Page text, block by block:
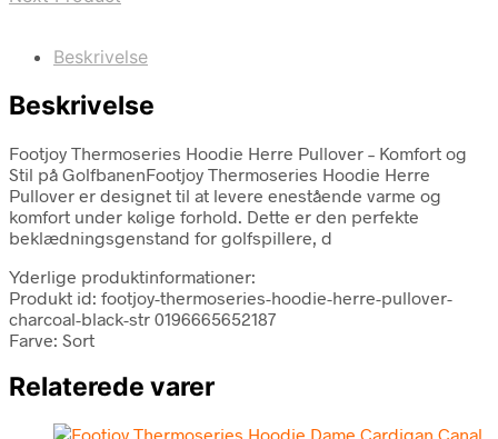
Beskrivelse
Beskrivelse
Footjoy Thermoseries Hoodie Herre Pullover – Komfort og
Stil på GolfbanenFootjoy Thermoseries Hoodie Herre
Pullover er designet til at levere enestående varme og
komfort under kølige forhold. Dette er den perfekte
beklædningsgenstand for golfspillere, d
Yderlige produktinformationer:
Produkt id: footjoy-thermoseries-hoodie-herre-pullover-
charcoal-black-str 0196665652187
Farve: Sort
Relaterede varer